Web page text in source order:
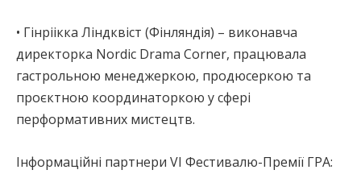
• Гінріікка Ліндквіст (Фінляндія) – виконавча
директорка Nordic Drama Corner, працювала
гастрольною менеджеркою, продюсеркою та
проєктною координаторкою у сфері
перформативних мистецтв.
Інформаційні партнери VI Фестивалю-Премії ГРА: